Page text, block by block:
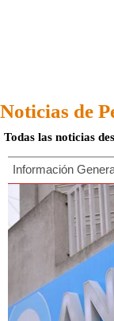
Noticias de
Todas las noticias
Información